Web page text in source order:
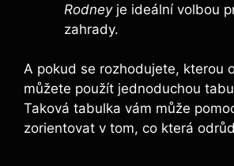
Rodneyje ideální volbou
zahrady.
A pokud se rozhodujete, kterou
můžete použít jednoduchou
Taková tabulka vám může
zorientovat v tom, co která